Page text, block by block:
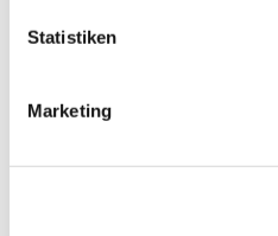
Statistiken
Marketing